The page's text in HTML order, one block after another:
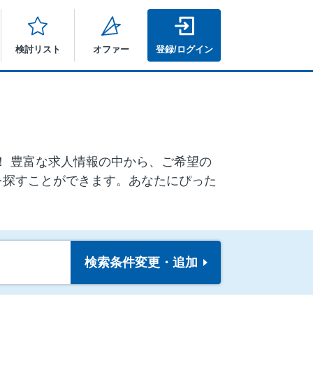
検討リスト オファー 登録/ログイン
豊富な求人情報の中から、ご希望の
すことができます。あなたにぴった
検索条件変更・追加